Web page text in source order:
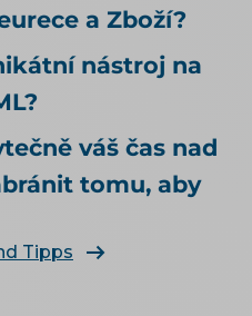
otázky: Může u
a vyplatí se to?
téma SEO a UX pro
produktová
feedy a
a Zboží?
nástroj na
váš čas nad
tomu, aby
Tipps